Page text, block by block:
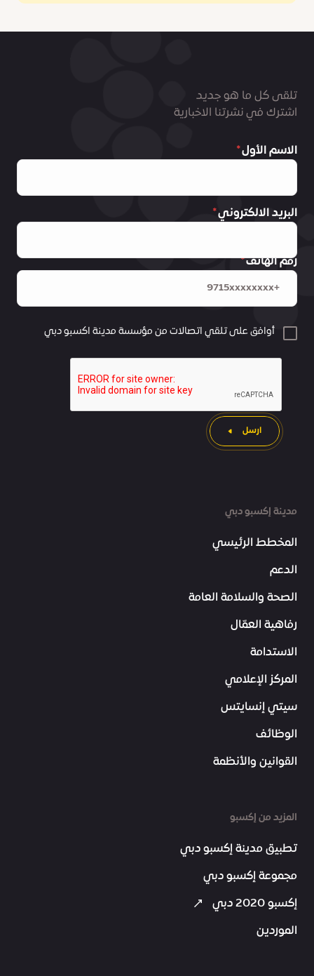
مدينة إكسبو دبي
المخطط الرئيسي
الدعم
الصحة والسلامة العامة
رفاهية العمّال
الاستدامة
المركز الإعلامي
سيتي إنسايتس
الوظائف
القوانين والأنظمة
المزيد من إكسبو
تطبيق مدينة إكسبو دبي
مجموعة إكسبو دبي
إكسبو 2020 دبي
الموردين
تلقى كل ما هو جديد
اشترك في نشرتنا الاخبارية
الاسم الأول
البريد الالكتروني
رقم الهاتف
أوافق على تلقي اتصالات من مؤسسة مدينة اكسبو دبي
ارسل